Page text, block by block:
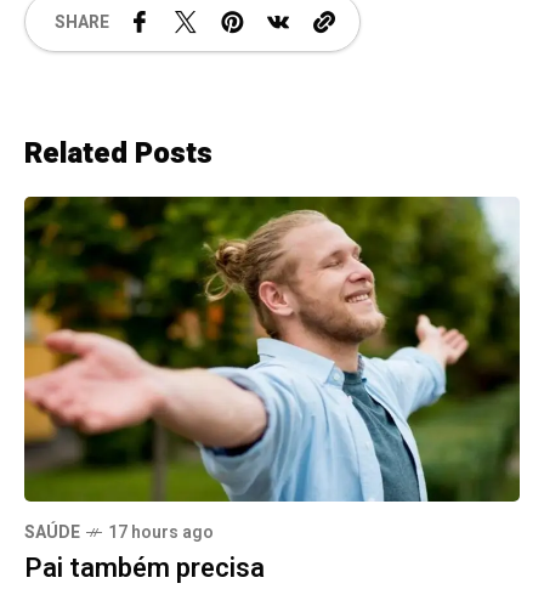
SHARE
Related Posts
SAÚDE 17 hours ago
Pai também precisa